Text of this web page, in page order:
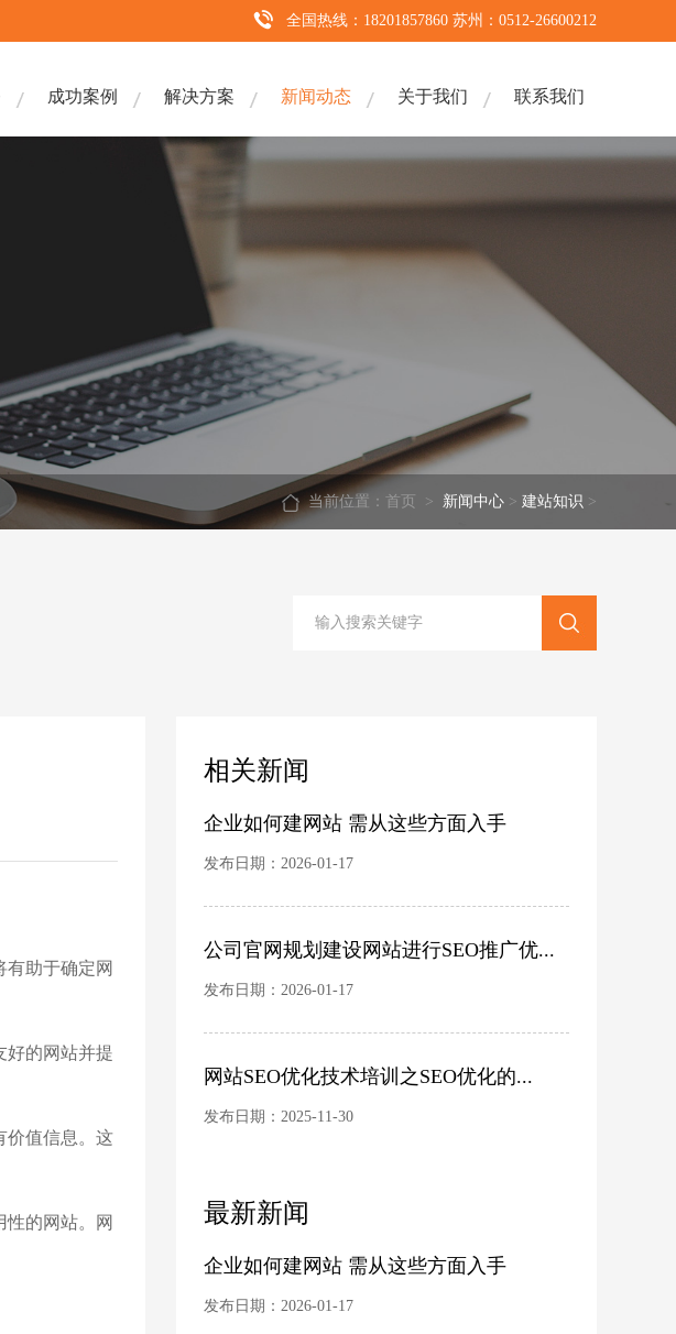
全国热线：18201857860 苏州：0512-26600212
成功案例 解决方案 新闻动态 关于我们 联系我们
当前位置： 首页 > 新闻中心 > 建站知识 >
助于确定网
的网站并提
值信息。这
的网站。网
相关新闻
企业如何建网站 需从这些方面入手
发布日期：2026-01-17
公司官网规划建设网站进行SEO推广优...
发布日期：2026-01-17
网站SEO优化技术培训之SEO优化的...
发布日期：2025-11-30
最新新闻
企业如何建网站 需从这些方面入手
发布日期：2026-01-17